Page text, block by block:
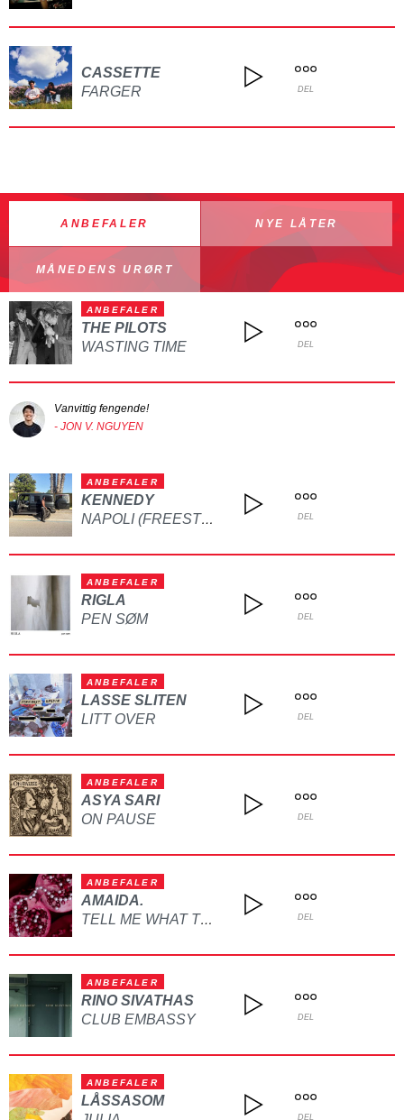
CASSETTE
FARGER
DEL
ANBEFALER NYE LÅTER
MÅNEDENS URØRT
ANBEFALER
THE PILOTS
WASTING TIME
DEL
Vanvittig fengende!
- JON V. NGUYEN
ANBEFALER
KENNEDY
NAPOLI (FREESTYLE) DEL
ANBEFALER
RIGLA
PEN SØM
DEL
ANBEFALER
LASSE SLITEN
LITT OVER
DEL
ANBEFALER
ASYA SARI
ON PAUSE
DEL
ANBEFALER
AMAIDA.
TELL ME WHAT TO DO DEL
ANBEFALER
RINO SIVATHAS
CLUB EMBASSY
DEL
ANBEFALER
LÅSSASOM
DEL